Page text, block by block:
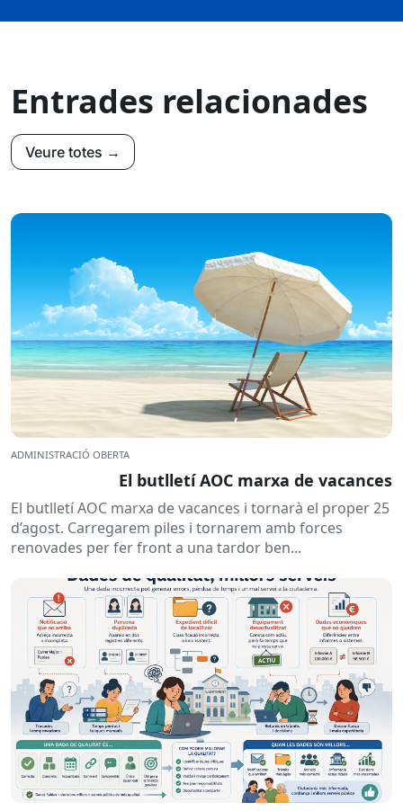
Entrades relacionades
Veure totes →
ADMINISTRACIÓ OBERTA
El butlletí AOC marxa de vacances
El butlletí AOC marxa de vacances i tornarà el proper 25
d’agost. Carregarem piles i tornarem amb forces
renovades per fer front a una tardor ben...